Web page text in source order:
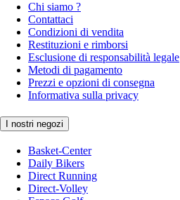
Chi siamo ?
Contattaci
Condizioni di vendita
Restituzioni e rimborsi
Esclusione di responsabilità legale
Metodi di pagamento
Prezzi e opzioni di consegna
Informativa sulla privacy
I nostri negozi
Basket-Center
Daily Bikers
Direct Running
Direct-Volley